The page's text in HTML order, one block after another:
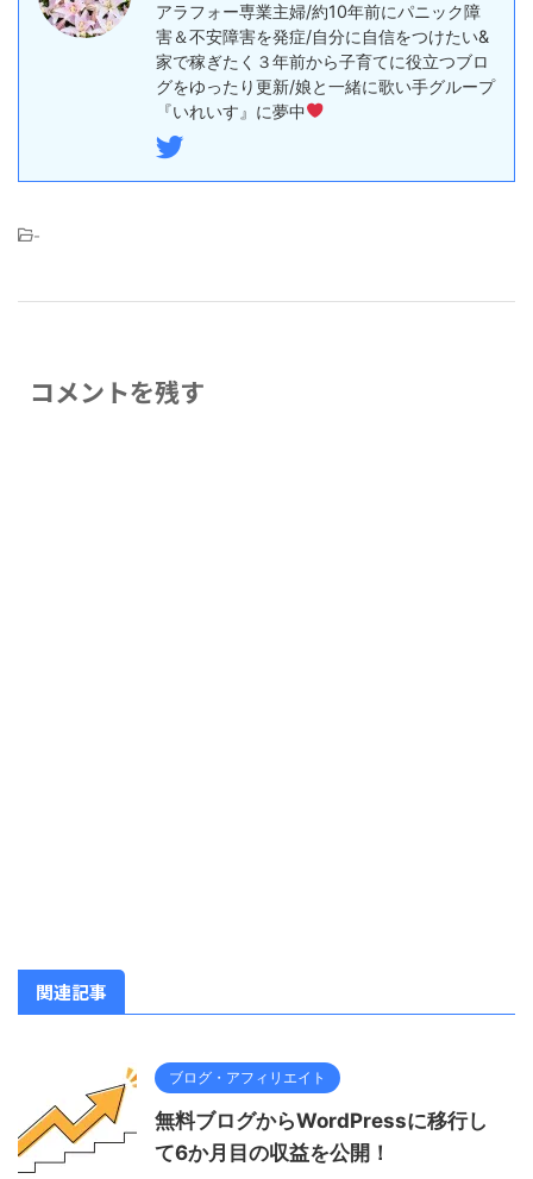
アラフォー専業主婦/約10年前にパニック障
害＆不安障害を発症/自分に自信をつけたい&
家で稼ぎたく３年前から子育てに役立つブロ
グをゆったり更新/娘と一緒に歌い手グループ
『いれいす』に夢中
-
コメントを残す
関連記事
ブログ・アフィリエイト
無料ブログからWordPressに移行し
て6か月目の収益を公開！